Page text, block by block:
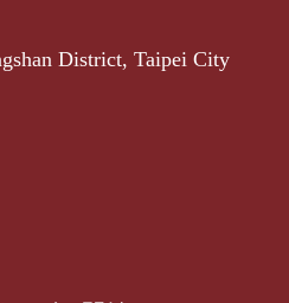
District, Taipei City